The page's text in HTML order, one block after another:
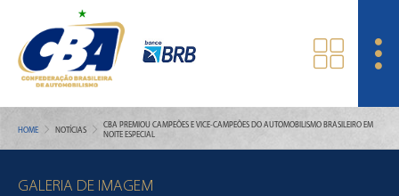
HOME NOTÍCIAS
CBA PREMIOU CAMPEÕES E VICE-CAMPEÕES DO AUTOMOBILISMO BRASILEIRO EM
NOITE ESPECIAL
GALERIA DE IMAGEM